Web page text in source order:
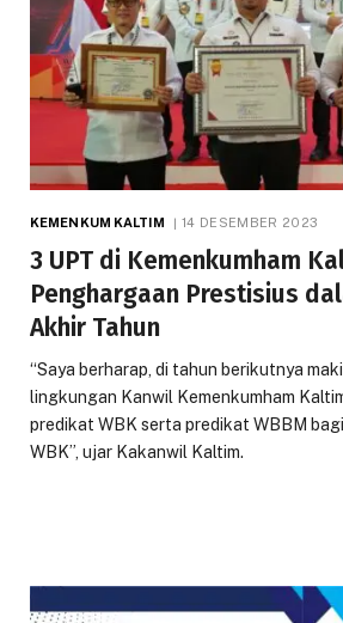
KEMENKUM KALTIM 14 DESEMBER 2023
3 UPT di Kemenkumham
Penghargaan Prestisius
Akhir Tahun
“Saya berharap, di tahun berikutnya
lingkungan Kanwil Kemenkumham
predikat WBK serta predikat WBBM
WBK”, ujar Kakanwil Kaltim.